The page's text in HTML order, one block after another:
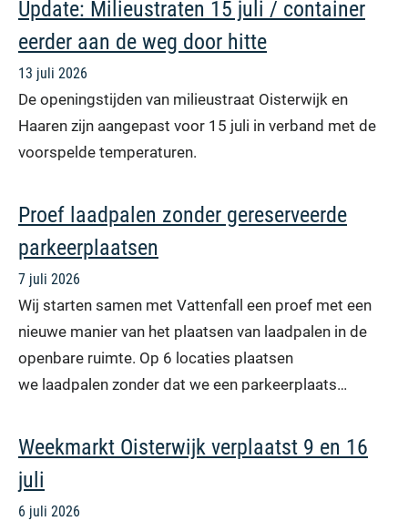
Update: Milieustraten 15 juli / container
eerder aan de weg door hitte
13 juli 2026
De openingstijden van milieustraat Oisterwijk en
Haaren zijn aangepast voor 15 juli in verband met de
voorspelde temperaturen.
Proef laadpalen zonder gereserveerde
parkeerplaatsen
7 juli 2026
Wij starten samen met Vattenfall een proef met een
nieuwe manier van het plaatsen van laadpalen in de
openbare ruimte. Op 6 locaties plaatsen
we laadpalen zonder dat we een parkeerplaats…
Weekmarkt Oisterwijk verplaatst 9 en 16
juli
6 juli 2026